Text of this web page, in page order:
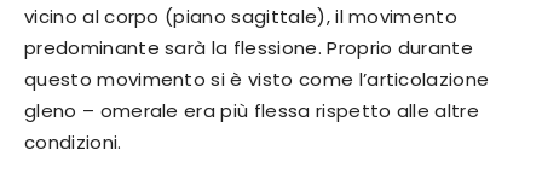
vicino al corpo (piano sagittale), il movimento
predominante sarà la flessione. Proprio durante
questo movimento si è visto come l’articolazione
gleno – omerale era più flessa rispetto alle altre
condizioni.